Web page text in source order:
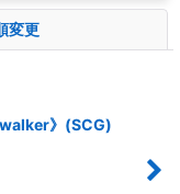
変更
》(SCG)